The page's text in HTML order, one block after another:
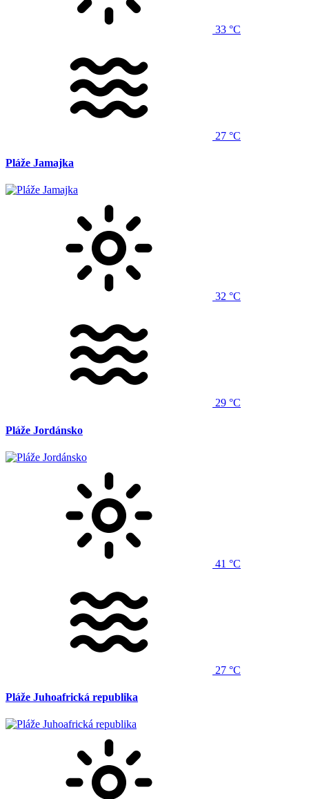
33 °C
27 °C
Pláže Jamajka
32 °C
29 °C
Pláže Jordánsko
41 °C
27 °C
Pláže Juhoafrická republika